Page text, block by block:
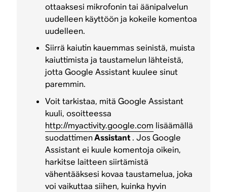
ottaaksesi mikrofonin tai äänipalvelun
uudelleen käyttöön ja kokeile komentoa
uudelleen.
Siirrä kaiutin kauemmas seinistä, muista
kaiuttimista ja taustamelun lähteistä,
jotta Google Assistant kuulee sinut
paremmin.
Voit tarkistaa, mitä Google Assistant
kuuli, osoitteessa
http://myactivity.google.com lisäämällä
suodattimenAssistant. Jos Google
Assistant ei kuule komentoja oikein,
harkitse laitteen siirtämistä
vähentääksesi kovaa taustamelua, joka
voi vaikuttaa siihen, kuinka hyvin